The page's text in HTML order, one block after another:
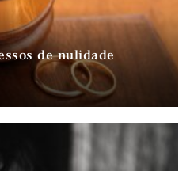
de nulidade